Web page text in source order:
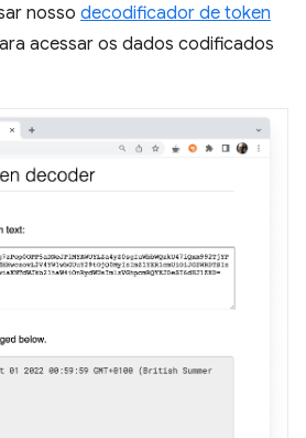
nosso decodificador de token
acessar os dados codificados